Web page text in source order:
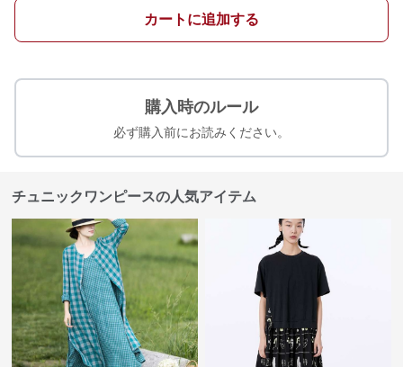
カートに追加する
購入時のルール
必ず購入前にお読みください。
チュニックワンピースの人気アイテム